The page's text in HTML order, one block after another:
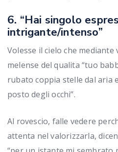
6. “Hai singolo
intrigante/intenso”
Volesse il cielo che
melense del qualita “tuo
rubato coppia stelle dal aria
posto degli occhi”.
Al rovescio, falle vedere
attenta nel valorizzarla,